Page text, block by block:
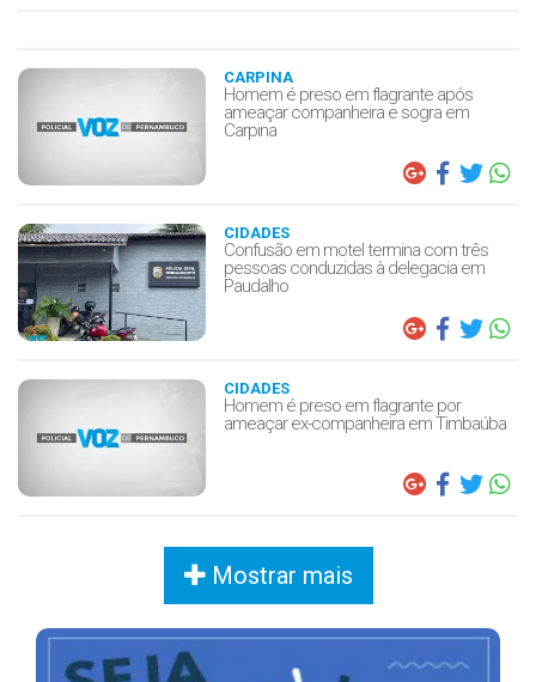
CARPINA
Homem é preso em flagrante após
ameaçar companheira e sogra em
Carpina
CIDADES
Confusão em motel termina com três
pessoas conduzidas à delegacia em
Paudalho
CIDADES
Homem é preso em flagrante por
ameaçar ex-companheira em Timbaúba
Mostrar mais